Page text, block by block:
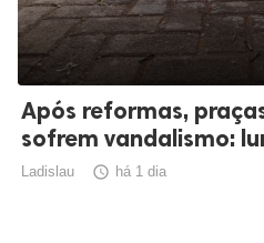
Após reformas,
sofrem vandalismo:
Ladislau  há 1 dia